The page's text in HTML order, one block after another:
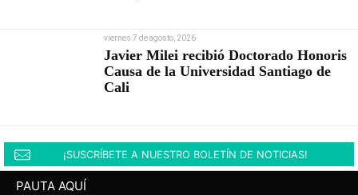
viernes 7 de agosto, 2026
Javier Milei recibió Doctorado Honoris
Causa de la Universidad Santiago de
Cali
¡SUSCRÍBETE A NUESTRO BOLETÍN DE NOTICIAS!
PAUTA AQUÍ